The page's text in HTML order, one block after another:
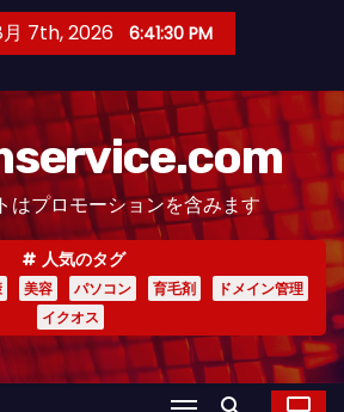
月 7th, 2026 6:41:31 PM
はプロモーションを含みます
人気のタグ
美容 パソコン 育毛剤
ドメイン管理
イクオス